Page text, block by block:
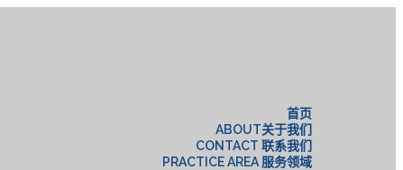
首页
ABOUT关于我们
CONTACT 联系我们
PRACTICE AREA 服务领域